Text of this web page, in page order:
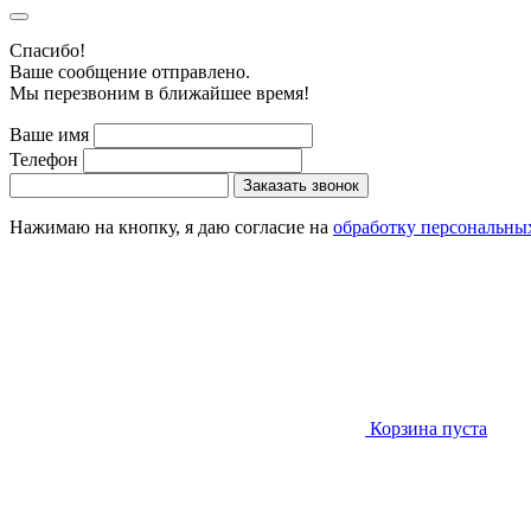
Cпасибо!
Ваше сообщение отправлено.
Мы перезвоним в ближайшее время!
Ваше имя
Телефон
Заказать звонок
Нажимаю на кнопку, я даю согласие на обработку
Корзина пуста